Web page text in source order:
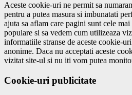
Aceste cookie-uri ne permit sa
pentru a putea masura si imbunatati
ajuta sa aflam care pagini sunt cele
populare si sa vedem cum utilizeaza
informatiile stranse de aceste cookie-
anonime. Daca nu acceptati aceste
vizitat site-ul si nu iti vom putea
Cookie-uri publicitate